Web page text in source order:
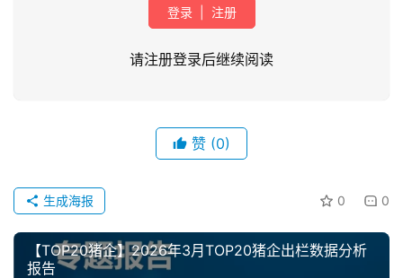
资
讯
新
闻
登录 注册
请注册登录后继续阅读
赞 (0)
0 0
生成海报
【TOP20猪企】2026年3月TOP20猪企出栏数据分析
报告